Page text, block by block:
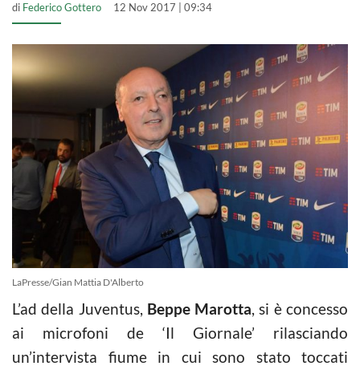
di Federico Gottero 12 Nov 2017 | 09:34
LaPresse/Gian Mattia D'Alberto
L’ad della Juventus, Beppe Marotta, si è concesso
ai microfoni de ‘Il Giornale’ rilasciando
un’intervista fiume in cui sono stato toccati